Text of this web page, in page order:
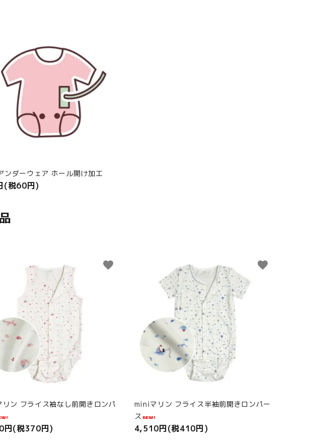
ンダーウェア ホール開け加工
(税60円)
ン フライス袖なし前開きロンパ
円(税370円)
favorite
miniマリン フライス半袖前開きロンパー
ス
4,510円(税410円)
favorite